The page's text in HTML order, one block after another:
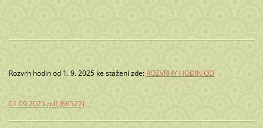
Rozvrh hodin od 1. 9. 2025 ke stažení zde: ROZVRHY HODIN OD
01.09.2025.pdf (66522)